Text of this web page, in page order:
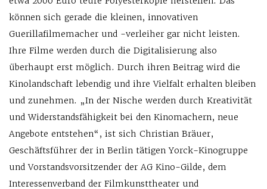
können sich gerade die kleinen, innovativen
Guerillafilmemacher und -verleiher gar nicht leisten.
Ihre Filme werden durch die Digitalisierung also
überhaupt erst möglich. Durch ihren Beitrag wird die
Kinolandschaft lebendig und ihre Vielfalt erhalten bleiben
und zunehmen. „In der Nische werden durch Kreativität
und Widerstandsfähigkeit bei den Kinomachern, neue
Angebote entstehen“, ist sich Christian Bräuer,
Geschäftsführer der in Berlin tätigen Yorck-Kinogruppe
und Vorstandsvorsitzender der AG Kino-Gilde, dem
Interessenverband der Filmkunsttheater und